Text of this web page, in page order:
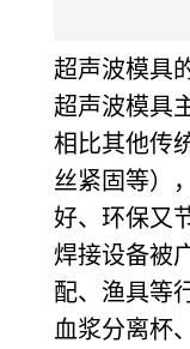
超声波模具
超声波模具
相比其他传
丝紧固等）
好、环保又
焊接设备被
配、 渔具等
血浆分离杯